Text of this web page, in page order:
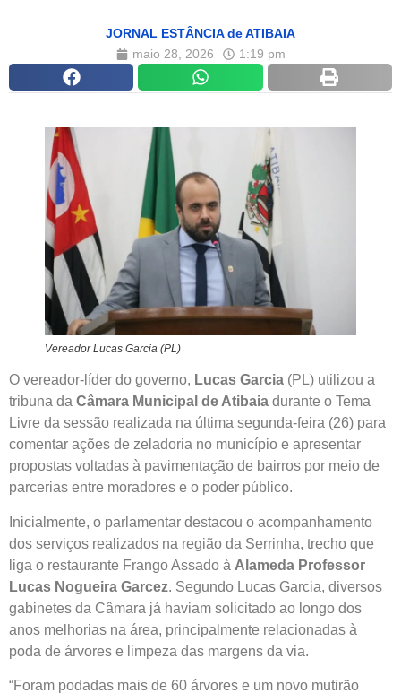
JORNAL ESTÂNCIA de ATIBAIA
maio 28, 2026
1:19 pm
Vereador Lucas Garcia (PL)
O vereador-líder do governo, Lucas Garcia (PL) utilizou a
tribuna da Câmara Municipal de Atibaia durante o Tema
Livre da sessão realizada na última segunda-feira (26) para
comentar ações de zeladoria no município e apresentar
propostas voltadas à pavimentação de bairros por meio de
parcerias entre moradores e o poder público.
Inicialmente, o parlamentar destacou o acompanhamento
dos serviços realizados na região da Serrinha, trecho que
liga o restaurante Frango Assado à Alameda Professor
Lucas Nogueira Garcez. Segundo Lucas Garcia, diversos
gabinetes da Câmara já haviam solicitado ao longo dos
anos melhorias na área, principalmente relacionadas à
poda de árvores e limpeza das margens da via.
“Foram podadas mais de 60 árvores e um novo mutirão